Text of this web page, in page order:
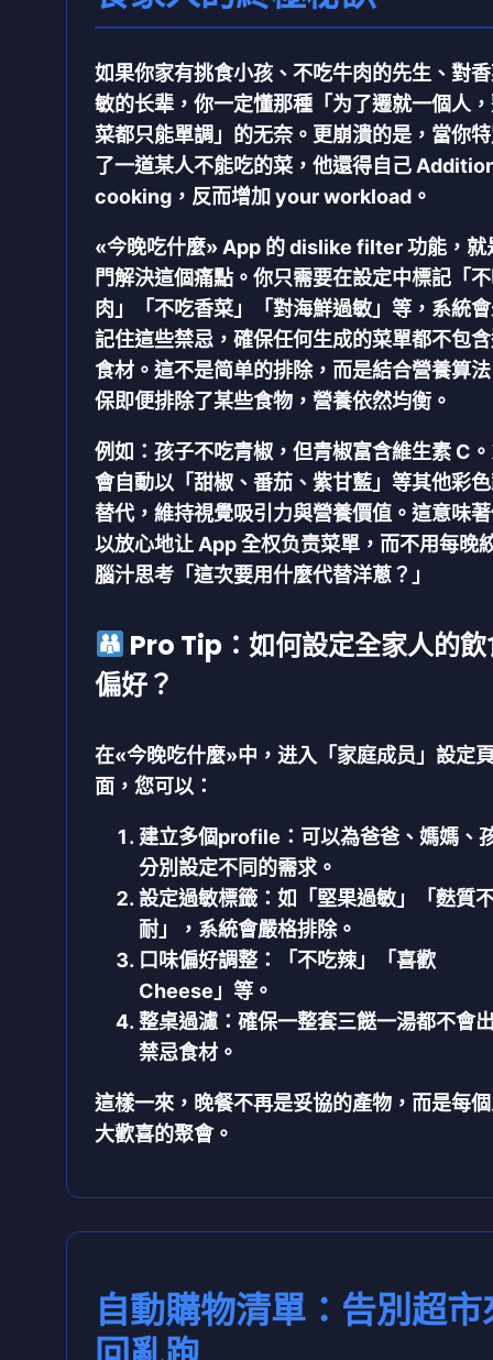
如果你家有挑食小孩、不吃牛肉的先生、對
敏的长辈，你一定懂那種「为了遷就一個人
菜都只能單調」的无奈。更崩潰的是，當你
了一道某人不能吃的菜，他還得自己
cooking，反而增加 your workload。
«今晚吃什麼» App 的 dislike filter 功能，就
門解決這個痛點 。你只需要在設定中標記「
肉」「不吃香菜」「對海鮮過敏」等，系統會
記住這些禁忌， 確保任何生成的菜單都不包
食材 。這不是简单的排除，而是結合營養算
保即便排除了某些食物，營養依然均衡。
例如：孩子不吃青椒，但青椒富含維生素 C
會自動以「甜椒、番茄、紫甘藍」等其他彩
替代，維持視覺吸引力與營養價值。這意味
以放心地让 App 全权负责菜單，而不用每晚
腦汁思考「這次要用什麼代替洋蔥？」
Pro Tip：如何設定全家人的
偏好？
在«今晚吃什麼»中，进入「家庭成员」設定
面，您可以：
建立多個profile ：可以為爸爸、媽媽、
分別設定不同的需求。
設定過敏標籤 ：如「堅果過敏」「麩質
耐」，系統會嚴格排除。
口味偏好調整：「不吃辣」「喜歡
Cheese」等。
整桌過濾 ：確保一整套三餸一湯都不會
禁忌食材。
這樣一來，晚餐不再是妥協的產物，而是每
大歡喜的聚會。
自動購物清單：告別超市